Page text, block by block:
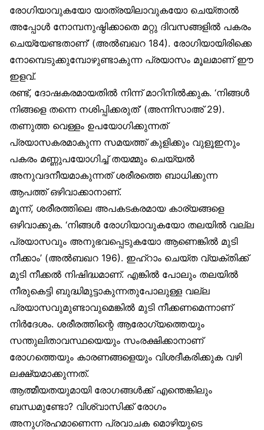
രോഗിയാവുകയോ യാത്രയിലാവുകയോ ചെയ്താൽ
അപ്പോൾ നോമ്പനുഷ്ഠിക്കാതെ മറ്റു ദിവസങ്ങളിൽ പകരം
ചെയ്യേണ്ടതാണ്’ (അൽബഖറ 184). രോഗിയായിരിക്കെ
നോമ്പെടുക്കുമ്പോഴുണ്ടാകുന്ന പ്രയാസം മൂലമാണ് ഈ
ഇളവ്.
രണ്ട്, ദോഷകരമായതിൽ നിന്ന് മാറിനിൽക്കുക. ‘നിങ്ങൾ
നിങ്ങളെ തന്നെ നശിപ്പിക്കരുത്’ (അന്നിസാഅ് 29).
തണുത്ത വെള്ളം ഉപയോഗിക്കുന്നത്
പ്രയാസകരമാകുന്ന സമയത്ത് കുളിക്കും വുളൂഇനും
പകരം മണ്ണുപയോഗിച്ച് തയമ്മും ചെയ്യൽ
അനുവദനീയമാകുന്നത് ശരീരത്തെ ബാധിക്കുന്ന
ആപത്ത് ഒഴിവാക്കാനാണ്.
മൂന്ന്, ശരീരത്തിലെ അപകടകരമായ കാര്യങ്ങളെ
ഒഴിവാക്കുക. ‘നിങ്ങൾ രോഗിയാവുകയോ തലയിൽ വല്ല
പ്രയാസവും അനുഭവപ്പെടുകയോ ആണെങ്കിൽ മുടി
നീക്കാം’ (അൽബഖറ 196). ഇഹ്‌റാം ചെയ്ത വ്യക്തിക്ക്
മുടി നീക്കൽ നിഷിദ്ധമാണ്. എങ്കിൽ പോലും തലയിൽ
നീരുകെട്ടി ബുദ്ധിമുട്ടാകുന്നതുപോലുള്ള വല്ല
പ്രയാസവുമുണ്ടാവുമെങ്കിൽ മുടി നീക്കണമെന്നാണ്
നിർദേശം. ശരീരത്തിന്റെ ആരോഗ്യത്തെയും
സന്തുലിതാവസ്ഥയെയും സംരക്ഷിക്കാനാണ്
രോഗത്തെയും കാരണങ്ങളെയും വിശദീകരിക്കുക വഴി
ലക്ഷ്യമാക്കുന്നത്.
ആത്മീയതയുമായി രോഗങ്ങൾക്ക് എന്തെങ്കിലും
ബന്ധമുണ്ടോ? വിശ്വാസിക്ക് രോഗം
അനുഗ്രഹമാണെന്ന പ്രവാചക മൊഴിയുടെ